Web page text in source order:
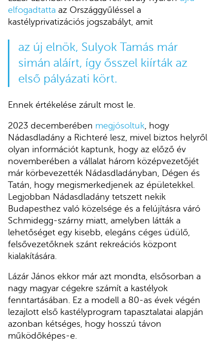
elfogadtatta az Országgyűléssel a
kastélyprivatizációs jogszabályt, amit
az új elnök, Sulyok Tamás már
simán aláírt, így ősszel kiírták az
első pályázati kört.
Ennek értékelése zárult most le.
2023 decemberében megjósoltuk , hogy
Nádasdladány a Richteré lesz, mivel biztos helyről
olyan információt kaptunk, hogy az előző év
novemberében a vállalat három középvezetőjét
már körbevezették Nádasdladányban, Dégen és
Tatán, hogy megismerkedjenek az épületekkel.
Legjobban Nádasdladány tetszett nekik
Budapesthez való közelsége és a felújításra váró
Schmidegg-szárny miatt, amelyben látták a
lehetőséget egy kisebb, elegáns céges üdülő,
felsővezetőknek szánt rekreációs központ
kialakítására.
Lázár János ekkor már azt mondta, elsősorban a
nagy magyar cégekre számít a kastélyok
fenntartásában. Ez a modell a 80-as évek végén
lezajlott első kastélyprogram tapasztalatai alapján
azonban kétséges, hogy hosszú távon
működőképes-e.